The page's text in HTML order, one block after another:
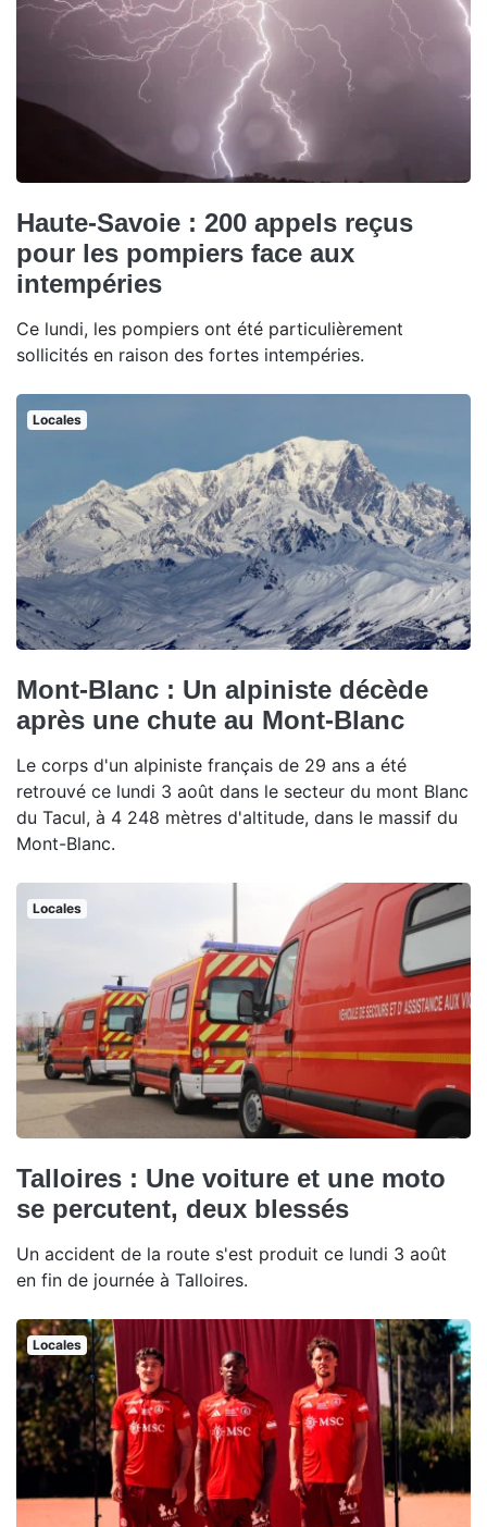
Haute-Savoie : 200 appels reçus
pour les pompiers face aux
intempéries
Ce lundi, les pompiers ont été particulièrement
sollicités en raison des fortes intempéries.
Locales
Mont-Blanc : Un alpiniste décède
après une chute au Mont-Blanc
Le corps d'un alpiniste français de 29 ans a été
retrouvé ce lundi 3 août dans le secteur du mont Blanc
du Tacul, à 4 248 mètres d'altitude, dans le massif du
Mont-Blanc.
Locales
Talloires : Une voiture et une moto
se percutent, deux blessés
Un accident de la route s'est produit ce lundi 3 août
en fin de journée à Talloires.
Locales